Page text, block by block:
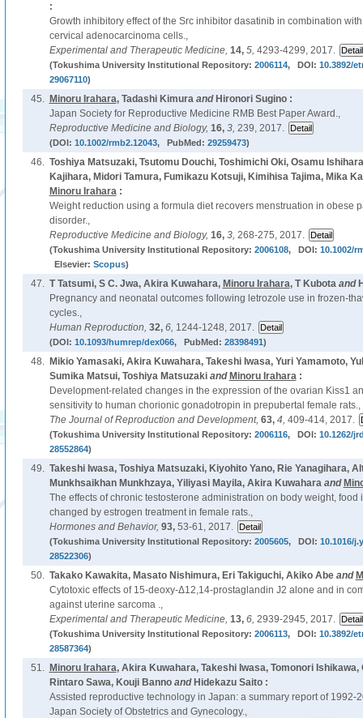
:
Growth inhibitory effect of the Src inhibitor dasatinib in combination
cervical adenocarcinoma cells.,
Experimental and Therapeutic Medicine, 14, 5, 4293-4299, 2017.
(Tokushima University Institutional Repository: 2006114, DOI: 10.3892/
29067110)
45. Minoru Irahara, Tadashi Kimuraand Hironori Sugino :
Japan Society for Reproductive Medicine RMB Best Paper Award.,
Reproductive Medicine and Biology, 16, 3, 239, 2017.
(DOI: 10.1002/rmb2.12043, PubMed: 29259473)
46. Toshiya Matsuzaki, Tsutomu Douchi, Toshimichi Oki, Osamu
Kajihara, Midori Tamura, Fumikazu Kotsuji, Kimihisa Tajima, Mika
Minoru Irahara:
Weight reduction using a formula diet recovers menstruation in obese
disorder.,
Reproductive Medicine and Biology, 16, 3, 268-275, 2017.
(Tokushima University Institutional Repository: 2006108, DOI: 10.1002/
Elsevier: Scopus)
47. T Tatsumi, S C. Jwa, Akira Kuwahara, Minoru Irahara, T Kubotaand
Pregnancy and neonatal outcomes following letrozole use in frozen-
cycles.,
Human Reproduction, 32, 6, 1244-1248, 2017.
(DOI: 10.1093/humrep/dex066, PubMed: 28398491)
48.
Mikio Yamasaki, Akira Kuwahara, Takeshi Iwasa, Yuri Yamamoto,
Sumika Matsui, Toshiya Matsuzakiand Minoru Irahara:
Development-related changes in the expression of the ovarian Kiss1
sensitivity to human chorionic gonadotropin in prepubertal female rats.,
The Journal of Reproduction and Development, 63, 4, 409-414, 2017.
(Tokushima University Institutional Repository: 2006116, DOI: 10.1262/
28552864)
49. Takeshi Iwasa, Toshiya Matsuzaki, Kiyohito Yano, Rie Yanagihara,
Munkhsaikhan Munkhzaya, Yiliyasi Mayila, Akira Kuwaharaand
The effects of chronic testosterone administration on body weight,
changed by estrogen treatment in female rats.,
Hormones and Behavior, 93, 53-61, 2017.
(Tokushima University Institutional Repository: 2005605, DOI: 10.1016/
28522306)
50. Takako Kawakita, Masato Nishimura, Eri Takiguchi, Akiko Abeand
Cytotoxic effects of 15-deoxy-Δ12,14-prostaglandin J2 alone and in
against uterine sarcoma .,
Experimental and Therapeutic Medicine, 13, 6, 2939-2945, 2017.
(Tokushima University Institutional Repository: 2006113, DOI: 10.3892/
28587364)
51. Minoru Irahara, Akira Kuwahara, Takeshi Iwasa, Tomonori
Rintaro Sawa, Kouji Bannoand Hidekazu Saito :
Assisted reproductive technology in Japan: a summary report of 1992-
Japan Society of Obstetrics and Gynecology.,